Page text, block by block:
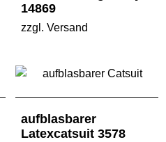
14869
zzgl. Versand
aufblasbarer
Latexcatsuit 3578